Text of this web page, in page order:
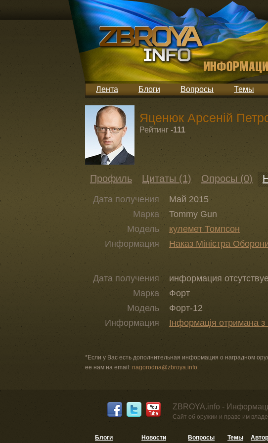
Лента Блоги Вопросы Темы
Яценюк Арсеній
Рейтинг -111
Профиль Цитаты (1) Опросы (0)
Дата получения
Май 2015
Марка
Tommy Gun
Модель
кулемет Томпсон
Информация
Наказ Міністра
Дата получения
информация
Марка
Форт
Модель
Форт-12
Информация
Інформація отримана з
*Если у Вас есть дополнительная информация о наградном
ее нам на email: nagorodna@zbroya.info
ZBROYA.info -
Сайт об оружии и праве им
Блоги Новости Вопросы Темы